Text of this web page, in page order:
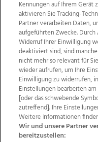
Wir über uns
Datenschutz
AGB Website
Kennungen auf Ihrem Gerät
aktivieren Sie Tracking-
Partner verarbeiten Daten,
aufgeführten Zwecke.
Widerruf Ihrer Einwilligung
deaktiviert sind, sind
nicht mehr so relevant für
wieder aufrufen, um Ihre
Einwilligung zu widerrufen,
Einstellungen bearbeiten
[oder das schwebende
zutreffend]. Ihre
Weitere Informationen
Wir und unsere Partner
bereitzustellen: